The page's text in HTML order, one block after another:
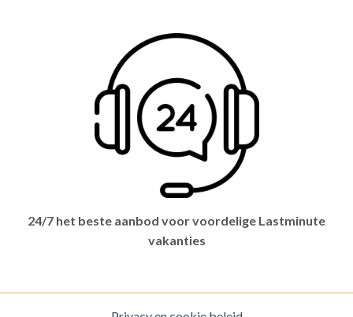
24/7 het beste aanbod voor voordelige Lastminute
vakanties